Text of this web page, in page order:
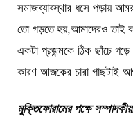
সমাজব্যাবস্থার ধসে পড়ায়
তো গড়তে হয়,আমাদেরও তাই
একটা প্রজন্মকে ঠিক ছাঁচে
কারণ আজকের চারা গাছটাই
মুক্তিফোরামের পক্ষে